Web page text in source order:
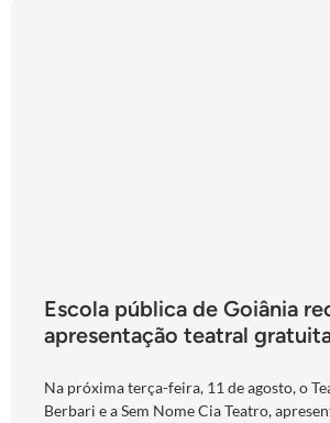
Escola pública de Goiânia
apresentação teatral gratuita
Na próxima terça-feira, 11 de agosto, o
Berbari e a Sem Nome Cia Teatro,